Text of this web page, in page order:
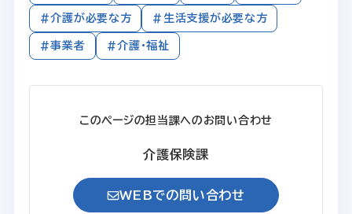
#介護が必要な方 #生活支援が必要な方
#事業者 #介護・福祉
このページの担当課へのお問い合わせ
介護保険課
WEBでの問い合わせ